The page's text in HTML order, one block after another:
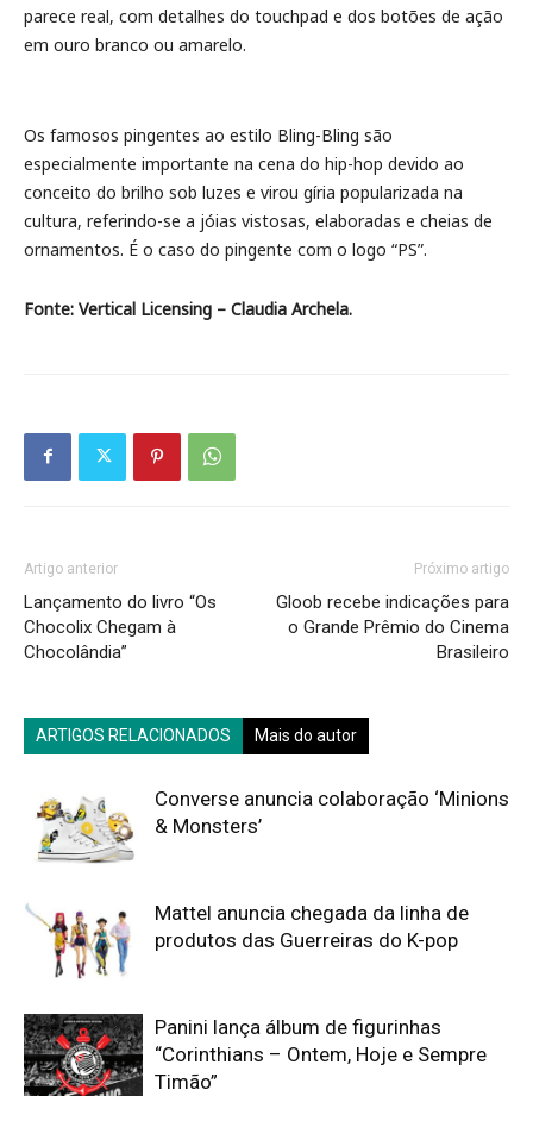
parece real, com detalhes do touchpad e dos botões de ação
em ouro branco ou amarelo.
Os famosos pingentes ao estilo Bling-Bling são
especialmente importante na cena do hip-hop devido ao
conceito do brilho sob luzes e virou gíria popularizada na
cultura, referindo-se a jóias vistosas, elaboradas e cheias de
ornamentos. É o caso do pingente com o logo “PS”.
Fonte: Vertical Licensing – Claudia Archela.
Artigo anterior
Lançamento do livro “Os
Chocolix Chegam à
Chocolândia”
Próximo artigo
Gloob recebe indicações para
o Grande Prêmio do Cinema
Brasileiro
ARTIGOS RELACIONADOS Mais do autor
Converse anuncia colaboração ‘Minions
& Monsters’
Mattel anuncia chegada da linha de
produtos das Guerreiras do K-pop
Panini lança álbum de figurinhas
“Corinthians – Ontem, Hoje e Sempre
Timão”